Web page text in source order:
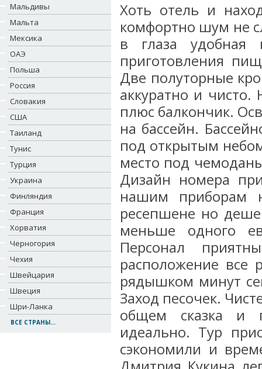
Мальдивы
Мальта
Мексика
ОАЭ
Польша
Россия
Словакия
США
Таиланд
Тунис
Турция
Украина
Финляндия
Франция
Хорватия
Черногория
Чехия
Швейцария
Швеция
Шри-Ланка
ВСЕ СТРАНЫ...
Хоть отель и
комфортно шум не
в глаза удобная
приготовления
Две полуторные
аккуратно и
плюс балкончик.
на бассейн.
под открытым
место под
Дизайн номера
нашим приборам
ресепшене но
меньше одного
Персонал
расположение
рядышком минут
Заход песочек.
общем сказка и
идеально. Тур
сэкономили и